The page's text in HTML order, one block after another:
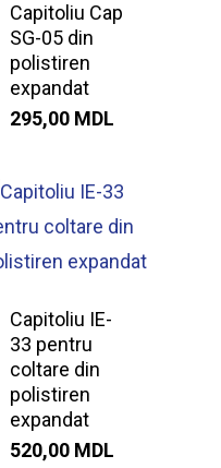
Capitoliu Cap
SG-05 din
polistiren
expandat
295,00 MDL
Capitoliu IE-
33 pentru
coltare din
polistiren
expandat
520,00 MDL